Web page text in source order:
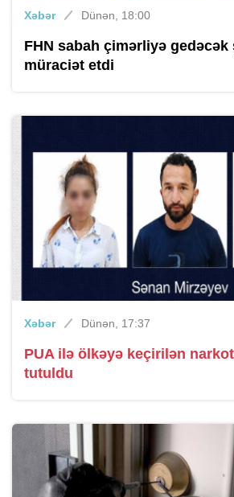
Xəbər Dünən, 18:00
FHN sabah çimərliyə gedəcək
müraciət etdi
Xəbər Dünən, 17:37
PUA ilə ölkəyə keçirilən
tutuldu